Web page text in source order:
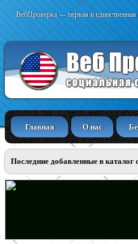
ВебПроверка — первая и
Главная О нас
Последние добавленные в каталог